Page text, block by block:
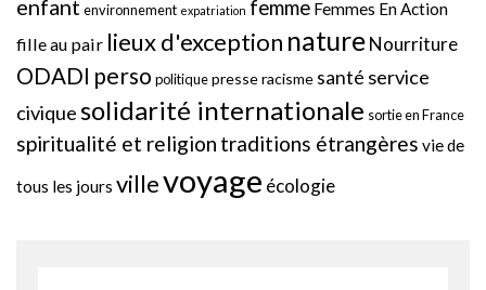
enfant environnement expatriation femme Femmes En Action
fille au pair lieux d'exception natureNourriture
ODADI perso politiquepresseracisme santé service
civiquesolidarité internationale sortie en France
spiritualité et religion traditions étrangères vie de
tous les jours villevoyage écologie